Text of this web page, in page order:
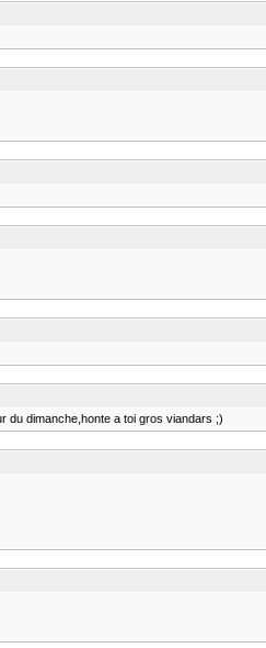
du dimanche,honte a toi gros viandars ;)